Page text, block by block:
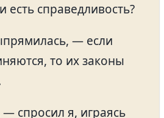
справедливость?
— если
то их законы
спросил я, играясь